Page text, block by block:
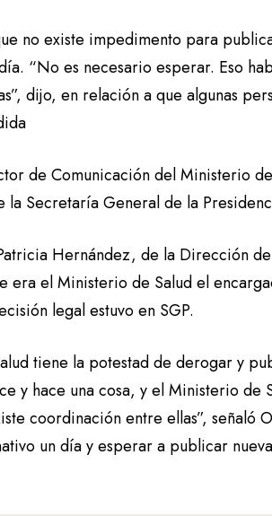
no existe impedimento para
“No es necesario esperar. Eso
dijo, en relación a que algunas
de Comunicación del Ministerio
la Secretaría General de la
Hernández, de la Dirección
era el Ministerio de Salud el
legal estuvo en SGP.
tiene la potestad de derogar y
y hace una cosa, y el Ministerio
coordinación entre ellas”, señaló
un día y esperar a publicar